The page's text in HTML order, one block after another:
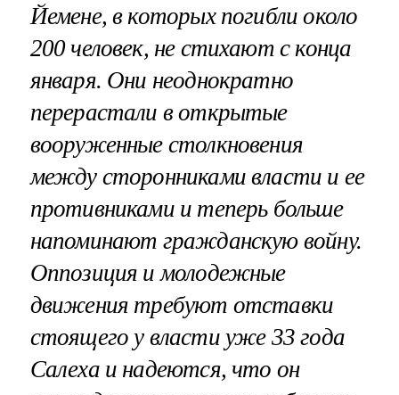
Йемене, в которых погибли около
200 человек, не стихают с конца
января. Они неоднократно
перерастали в открытые
вооруженные столкновения
между сторонниками власти и ее
противниками и теперь больше
напоминают гражданскую войну.
Оппозиция и молодежные
движения требуют отставки
стоящего у власти уже 33 года
Салеха и надеются, что он